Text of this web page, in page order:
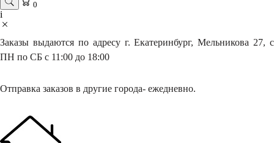
0
i
Заказы выдаются по адресу г. Екатеринбург, Мельникова 27, с
ПН по СБ с 11:00 до 18:00
Отправка заказов в другие города- ежедневно.